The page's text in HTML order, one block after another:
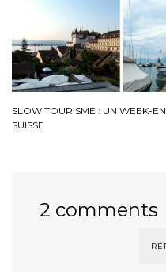
SLOW TOURISME : UN WEEK-
SUISSE
2 comments